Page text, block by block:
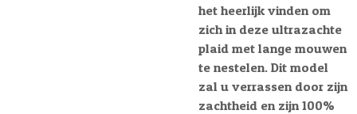
het heerlijk vinden om
zich in deze ultrazachte
plaid met lange mouwen
te nestelen. Dit model
zal u verrassen door zijn
zachtheid en zijn 100%